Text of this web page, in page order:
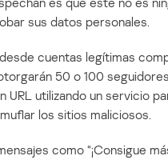
sus datos personales.
cuentas legítimas
50 o 100
utilizando un servicio
los sitios maliciosos.
como “¡Consigue